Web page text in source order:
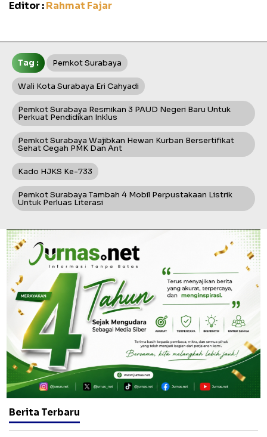
Editor :Rahmat Fajar
Tag : Pemkot Surabaya
Wali Kota Surabaya Eri Cahyadi
Pemkot Surabaya Resmikan 3 PAUD Negeri Baru Untuk
Perkuat Pendidikan Inklus
Pemkot Surabaya Wajibkan Hewan Kurban Bersertifikat
Sehat Cegah PMK Dan Ant
Kado HJKS Ke-733
Pemkot Surabaya Tambah 4 Mobil Perpustakaan Listrik
Untuk Perluas Literasi
Berita Terbaru